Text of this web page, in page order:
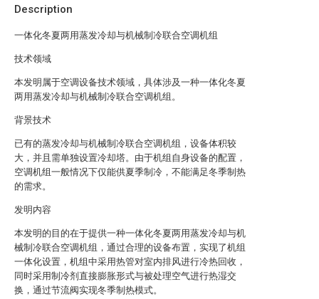
Description
一体化冬夏两用蒸发冷却与机械制冷联合空调机组
技术领域
本发明属于空调设备技术领域，具体涉及一种一体化冬夏
两用蒸发冷却与机械制冷联合空调机组。
背景技术
已有的蒸发冷却与机械制冷联合空调机组，设备体积较
大，并且需单独设置冷却塔。由于机组自身设备的配置，
空调机组一般情况下仅能供夏季制冷，不能满足冬季制热
的需求。
发明内容
本发明的目的在于提供一种一体化冬夏两用蒸发冷却与机
械制冷联合空调机组，通过合理的设备布置，实现了机组
一体化设置，机组中采用热管对室内排风进行冷热回收，
同时采用制冷剂直接膨胀形式与被处理空气进行热湿交
换，通过节流阀实现冬季制热模式。